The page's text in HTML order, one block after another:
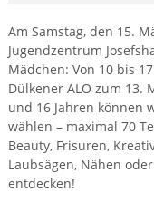
Am Samstag, den 15.
Jugendzentrum
Mädchen: Von 10 bis
Dülkener ALO zum 13.
und 16 Jahren können
wählen – maximal 70
Beauty, Frisuren,
Laubsägen, Nähen
entdecken!